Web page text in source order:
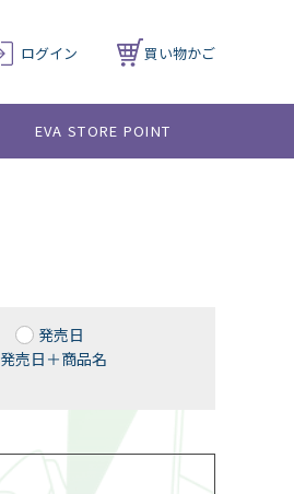
ログイン 買い物かご
EVA STORE POINT
発売日
発売日＋商品名